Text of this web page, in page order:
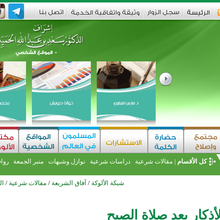
كل الأقسام | مقالات شرعية دراسات شرعية نوازل وشبهات منبر الجمعة
شبكة الألوكة / آفاق الشريعة / مقالات شرعية /
بعد صلاة الصبح